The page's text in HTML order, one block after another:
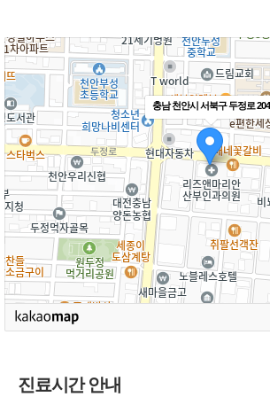
충남 천안시 서북구 두정로 204
진료시간 안내